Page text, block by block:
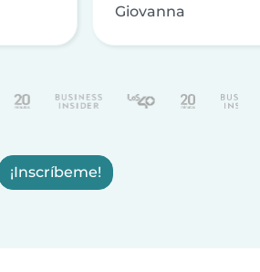
Giovanna
¡Inscríbeme!